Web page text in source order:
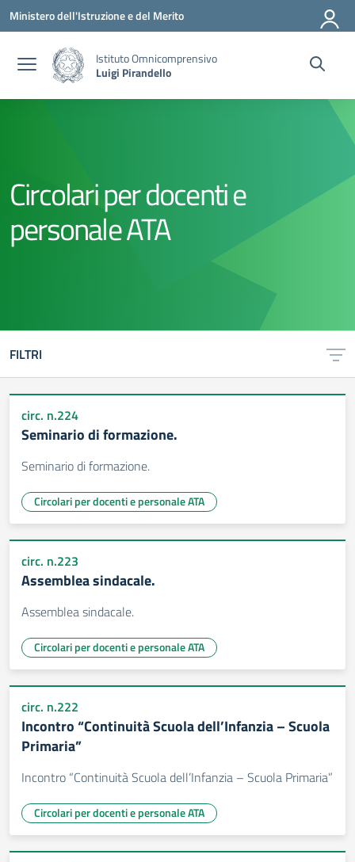
Vai ai contenuti
Vai al menu di navigazione
Vai al footer
Ministero dell'Istruzione e del Merito
Istituto Omnicomprensivo
Luigi Pirandello
Circolari per docenti e
personale ATA
FILTRI
circ. n.224
Seminario di formazione.
Seminario di formazione.
Circolari per docenti e personale ATA
circ. n.223
Assemblea sindacale.
Assemblea sindacale.
Circolari per docenti e personale ATA
circ. n.222
Incontro “Continuità Scuola dell’Infanzia – Scuola
Primaria”
Incontro “Continuità Scuola dell’Infanzia – Scuola Primaria”
Circolari per docenti e personale ATA